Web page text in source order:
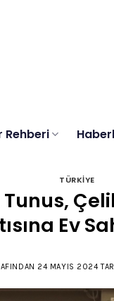
Rehberi
TÜRKIYE
Ev
24 MAYIS 2024